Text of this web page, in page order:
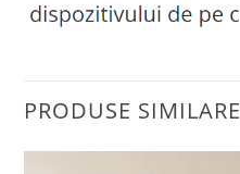
PRODUSE SIMILARE